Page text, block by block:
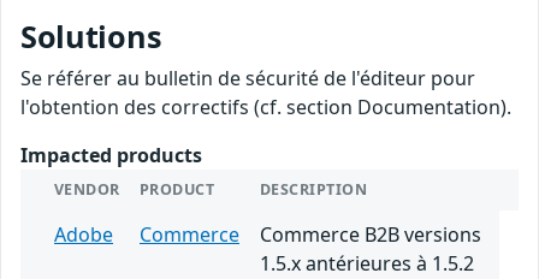
Solutions
Se référer au bulletin de sécurité de l'éditeur pour
l'obtention des correctifs (cf. section Documentation).
Impacted products
VENDOR PRODUCT DESCRIPTION
Adobe Commerce
Commerce B2B versions
1.5.x antérieures à 1.5.2